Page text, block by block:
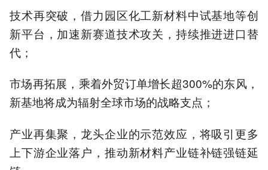
技术再突破，借力园区化工新材料中试基地等创
新平台，加速新赛道技术攻关，持续推进进口替
代；
市场再拓展，乘着外贸订单增长超300%的东风，
新基地将成为辐射全球市场的战略支点；
产业再集聚，龙头企业的示范效应，将吸引更多
上下游企业落户，推动新材料产业链补链强链延